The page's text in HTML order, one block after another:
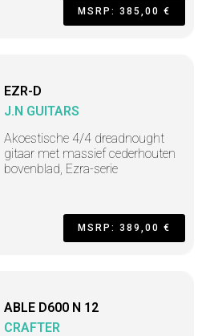
MSRP: 385,00 €
EZR-D
J.N GUITARS
Akoestische 4/4 dreadnought
gitaar met massief cederhouten
bovenblad, Ezra-serie
MSRP: 389,00 €
ABLE D600 N 12
CRAFTER